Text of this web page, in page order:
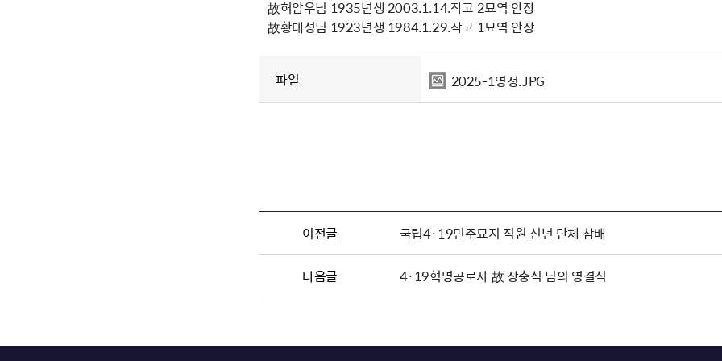
故허암우님 1935년생 2003.1.14.작고 2묘역 안장
故황대성님 1923년생 1984.1.29.작고 1묘역 안장
파일 2025-1영정.JPG
이전글 국립4·19민주묘지 직원 신년 단체 참배
다음글 4·19혁명공로자 故 장충식 님의 영결식